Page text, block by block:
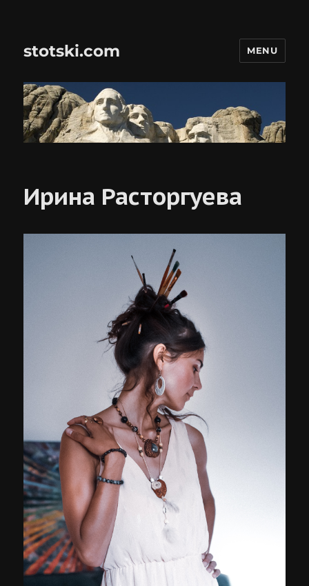
stotski.com MENU
Ирина Расторгуева